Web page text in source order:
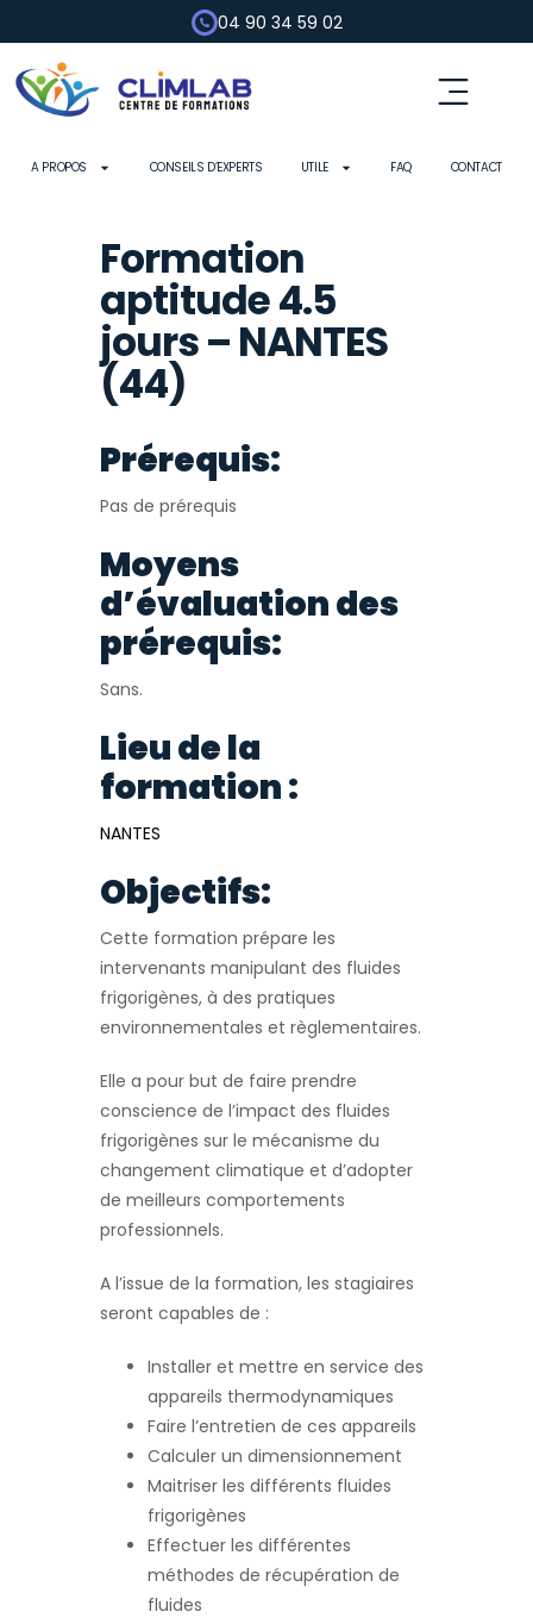
04 90 34 59 02
A PROPOS CONSEILS D’EXPERTS UTILE FAQ CONTACT
Formation
aptitude 4.5
jours – NANTES
(44)
Prérequis:
Pas de prérequis
Moyens
d’évaluation des
prérequis:
Sans.
Lieu de la
formation :
NANTES
Objectifs:
Cette formation prépare les
intervenants manipulant des fluides
frigorigènes, à des pratiques
environnementales et règlementaires.
Elle a pour but de faire prendre
conscience de l’impact des fluides
frigorigènes sur le mécanisme du
changement climatique et d’adopter
de meilleurs comportements
professionnels.
A l’issue de la formation, les stagiaires
seront capables de :
Installer et mettre en service des
appareils thermodynamiques
Faire l’entretien de ces appareils
Calculer un dimensionnement
Maitriser les différents fluides
frigorigènes
Effectuer les différentes
méthodes de récupération de
fluides